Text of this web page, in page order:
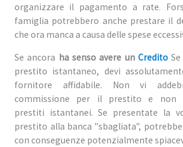
organizzare il pagamento a rate.
famiglia potrebbero anche prestare il
che ora manca a causa delle spese
Se ancora ha senso avere un CreditoSe
prestito istantaneo, devi
fornitore affidabile. Non vi
commissione per il prestito e non
prestiti istantanei. Se presentate la
prestito alla banca "sbagliata",
con conseguenze potenzialmente